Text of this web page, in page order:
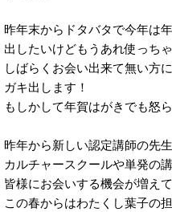
昨年末からドタバタで今年は
出したいけどもうあれ使っち
しばらくお会い出来て無い方
ガキ出します！
もしかして年賀はがきでも怒
昨年から新しい認定講師の先
カルチャースクールや単発の
皆様にお会いする機会が増えて
この春からはわたくし葉子の